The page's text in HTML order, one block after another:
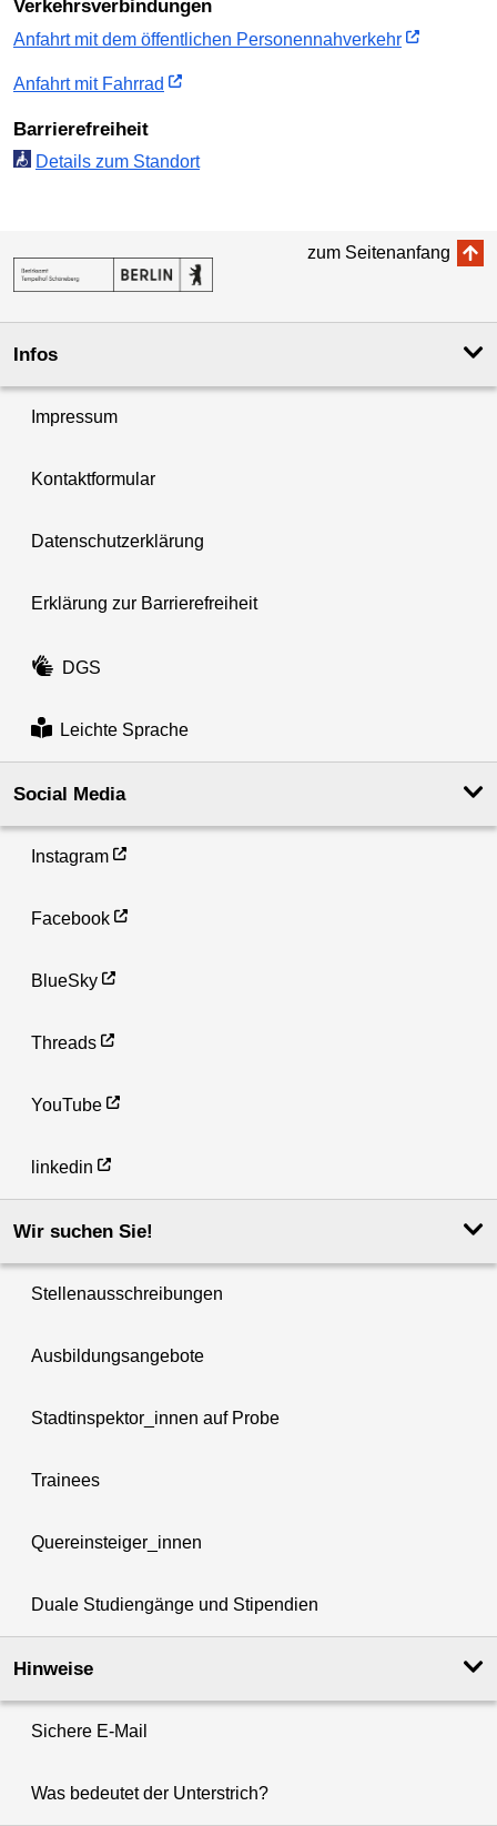
Verkehrs­verbindungen
Anfahrt mit dem öffent­lichen Personen­nah­verkehr
Anfahrt mit Fahrrad
Barriere­freiheit
Details zum Standort
zum Seitenanfang
Infos
Impressum
Kontaktformular
Datenschutzerklärung
Erklärung zur Barrierefreiheit
DGS
Leichte Sprache
Social Media
Instagram
Facebook
BlueSky
Threads
YouTube
linkedin
Wir suchen Sie!
Stellenausschreibungen
Ausbildungsangebote
Stadtinspektor_innen auf Probe
Trainees
Quereinsteiger_innen
Duale Studiengänge und Stipendien
Hinweise
Sichere E-Mail
Was bedeutet der Unterstrich?